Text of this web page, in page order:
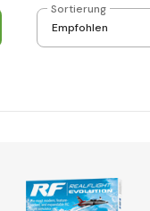
Sortierung